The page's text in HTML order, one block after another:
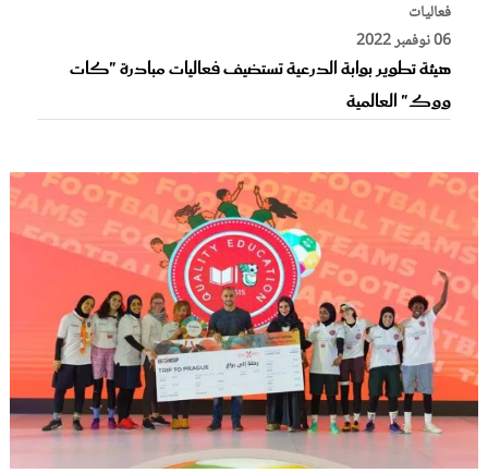
فعاليات
06 نوفمبر 2022
هيئة تطوير بوابة الدرعية تستضيف فعاليات مبادرة "كات
ووك" العالمية